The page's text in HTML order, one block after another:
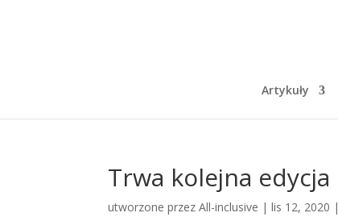
Artykuły
Trwa kolejna
utworzone przezAll-inclusive |lis 12, 2020 |